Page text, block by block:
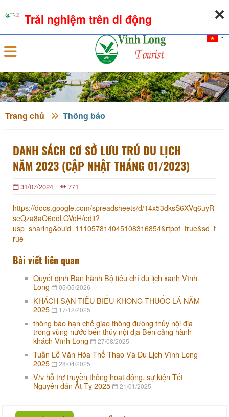
Đăng nhập
Trang chủ Thông báo
DANH SÁCH CƠ SỞ LƯU TRÚ DU LỊCH
NĂM 2023 (CẬP NHẬT THÁNG 01/2023)
31/07/2024 771
https://docs.google.com/spreadsheets/d/14x53dksS6XVq6uyR
seQza8aO6eoLOVoH/edit?
usp=sharing&ouid=111057814045108316854&rtpof=true&sd=t
rue
Bài viết liên quan
Quyết định Ban hành Bộ tiêu chí du lịch xanh Vĩnh
Long
05/05/2026
KHÁCH SẠN TIÊU BIỂU KHÔNG THUỐC LÁ NĂM
2025
17/12/2025
thông báo hạn chế giao thông đường thủy nội địa
trong vùng nước bến thủy nội địa Bến cảng hành
khách Vĩnh Long
27/08/2025
Tuần Lễ Văn Hóa Thể Thao Và Du Lịch Vĩnh Long
2025
28/04/2025
V/v hỗ trợ truyền thông hoạt động, sự kiện Tết
Nguyên đán Ất Tỵ 2025
21/01/2025
Trải nghiệm trên di động